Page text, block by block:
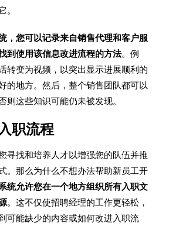
。
，您可以记录来自销售代理和客户服
到使用该信息改进流程的方法。例
转变为视频，以突出显示进展顺利的
的地方。然后，整个销售团队都可以
则这些知识可能仍未被发现。
流程
找和培养人才以增强您的队伍并推
。那么为什么不想办法帮助新员工开
统允许您在一个地方组织所有入职文
。这不仅使招聘经理的工作更轻松，
可能缺少的内容或如何改进入职流